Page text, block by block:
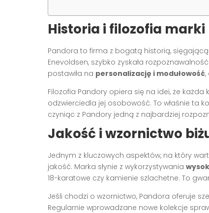
Historia i filozofia marki
Pandora to firma z bogatą historią, sięgającą
Enevoldsen, szybko zyskała
postawiła na personalizację i modułowość,
Filozofia Pandory opiera się na idei, że
odzwierciedla jej osobowość. To właśnie ta
czyniąc z Pandory jedną z najbardziej
Jakość i wzornictwo
Jednym z kluczowych aspektów, na który
jakość. Marka słynie z wykorzystywania
18-karatowe czy kamienie szlachetne. To
Jeśli chodzi o wzornictwo, Pandora oferuje
Regularnie wprowadzane nowe kolekcje